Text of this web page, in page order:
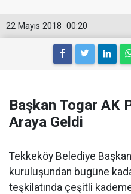
00:20
22 Mayıs 2018
Başkan Togar AK
Araya Geldi
Tekkeköy Belediye
kuruluşundan bugüne
teşkilatında çeşitli